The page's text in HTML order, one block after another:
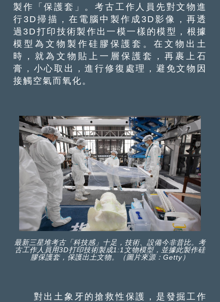
製作「保護套」。考古工作人員先對文物進
行3D掃描，在電腦中製作成3D影像，再透
過3D打印技術製作出一模一樣的模型，根據
模型為文物製作硅膠保護套。在文物出土
時，就為文物貼上一層保護套，再裹上石
膏，小心取出，進行修復處理，避免文物因
接觸空氣而氧化。
最新三星堆考古「科技感」十足，技術、設備今非昔比。考
古工作人員用3D打印技術製成1:1文物模型，並據此製作硅
膠保護套，保護出土文物。（圖片來源：Getty）
對出土象牙的搶救性保護，是發掘工作